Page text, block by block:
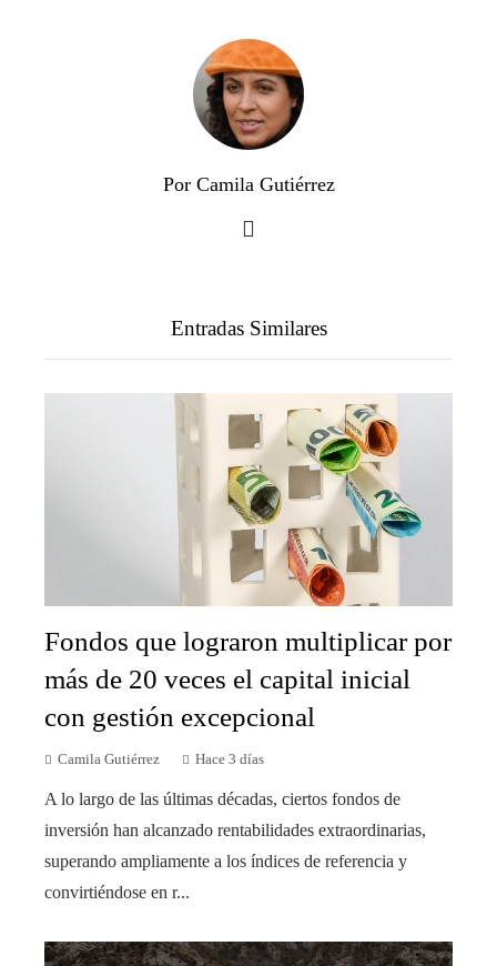
Por Camila Gutiérrez
Entradas Similares
Fondos que lograron multiplicar por
más de 20 veces el capital inicial
con gestión excepcional
Camila Gutiérrez Hace 3 días
A lo largo de las últimas décadas, ciertos fondos de
inversión han alcanzado rentabilidades extraordinarias,
superando ampliamente a los índices de referencia y
convirtiéndose en r...